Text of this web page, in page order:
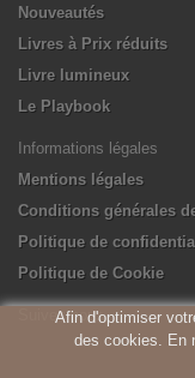
Afin d'optimiser
des cookies. En
Nouveautés
Livres à Prix réduits
Livre lumineux
Le Playbook
Informations légales
Mentions légales
Conditions générales
Politique de
Politique de Cookie
Suivez-nous